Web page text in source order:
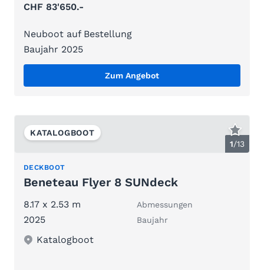
CHF 83'650.-
Neuboot auf Bestellung
Baujahr 2025
Zum Angebot
1/13
KATALOGBOOT
DECKBOOT
Beneteau Flyer 8 SUNdeck
8.17 x 2.53 m Abmessungen
2025 Baujahr
Katalogboot